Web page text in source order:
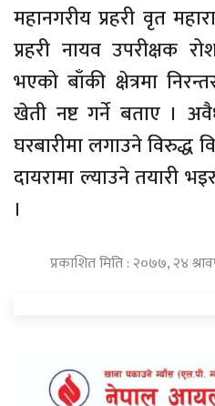
महानगरीय प्रहरी वृत
प्रहरी नायव उपरीक्षक
भएको बाँकी क्षेत्रमा
खेती नष्ट गर्ने बताए ।
घरबारीमा लगाउने विरुद्ध
दायरामा ल्याउने तयारी
।
प्रकाशित मिति : २०७७, २४